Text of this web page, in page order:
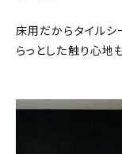
床用だからタイルシ
らっとした触り心地